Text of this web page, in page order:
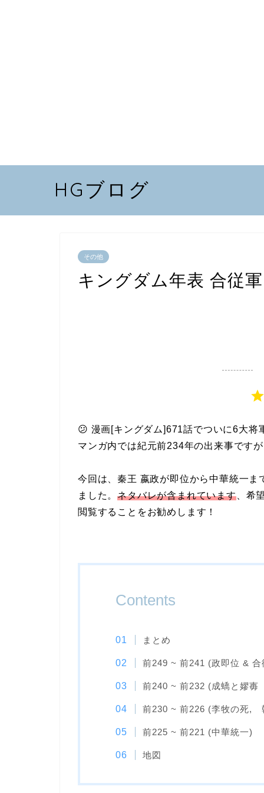
HGブログ
その他
キングダム年表 合従
😕 漫画[キングダム]671話でついに6大将
マンガ内では紀元前234年の出来事です
今回は、秦王 嬴政が即位から中華統一
ました。ネタバレが含まれています、希
閲覧することをお勧めします！
Contents
まとめ
前249 ~ 前241 (政即位 & 合
前240 ~ 前232 (成蟜と嫪
前230 ~ 前226 (李牧の死,
前225 ~ 前221 (中華統一)
地図